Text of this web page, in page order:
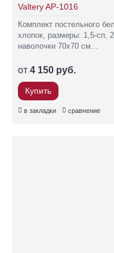
Valtery AP-1016
Комплект постельного
хлопок, размеры: 1,5-сп,
наволочки 70х70 см...
от 4 150 руб.
Купить
в закладки сравнение